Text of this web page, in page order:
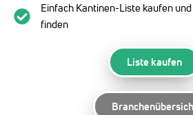
Einfach Kantinen-Liste kaufen
finden
Liste kaufen